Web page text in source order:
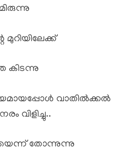
കിടന്നു
വാതിൽക്കൽ
വിളിച്ചു..
തോന്നുന്നു